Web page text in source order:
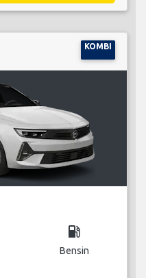
KOMBI
local_gas_station
Bensin